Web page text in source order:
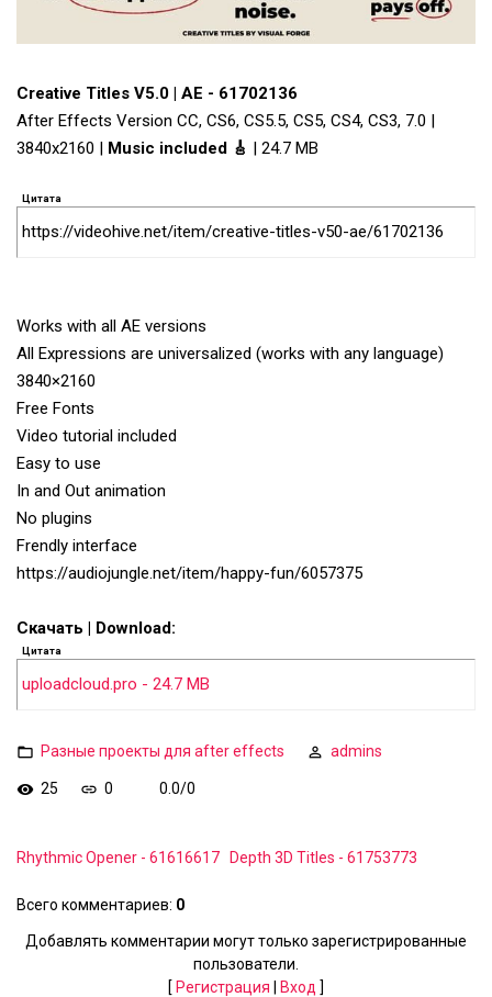
Creative Titles V5.0 | AE - 61702136
After Effects Version CC, CS6, CS5.5, CS5, CS4, CS3, 7.0 |
3840x2160 | Music included 🎸 | 24.7 MB
Цитата
https://videohive.net/item/creative-titles-v50-ae/61702136
Works with all AE versions
All Expressions are universalized (works with any language)
3840×2160
Free Fonts
Video tutorial included
Easy to use
In and Out animation
No plugins
Frendly interface
https://audiojungle.net/item/happy-fun/6057375
Скачать | Download:
Цитата
uploadcloud.pro - 24.7 MB
Разные проекты для after effects admins
25 0 0.0/0
Rhythmic Opener - 61616617 Depth 3D Titles - 61753773
Всего комментариев: 0
Добавлять комментарии могут только зарегистрированные
пользователи.
[ Регистрация Вход ]